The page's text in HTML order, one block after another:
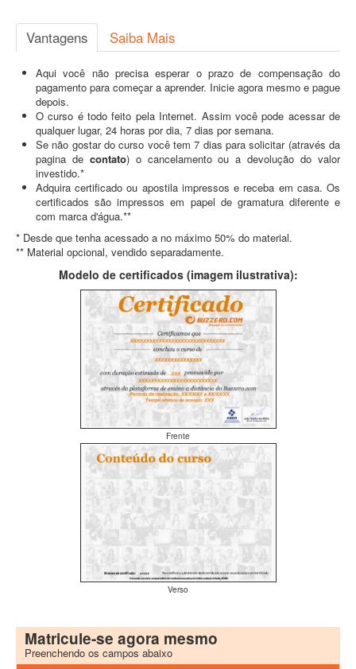
Vantagens Saiba Mais
Aqui você não precisa esperar o prazo de compensação do
pagamento para começar a aprender. Inicie agora mesmo e pague
depois.
O curso é todo feito pela Internet. Assim você pode acessar de
qualquer lugar, 24 horas por dia, 7 dias por semana.
Se não gostar do curso você tem 7 dias para solicitar (através da
pagina de contato) o cancelamento ou a devolução do valor
investido.*
Adquira certificado ou apostila impressos e receba em casa. Os
certificados são impressos em papel de gramatura diferente e
com marca d'água.**
* Desde que tenha acessado a no máximo 50% do material.
** Material opcional, vendido separadamente.
Modelo de certificados (imagem ilustrativa):
Frente
Verso
Matricule-se agora mesmo
Preenchendo os campos abaixo